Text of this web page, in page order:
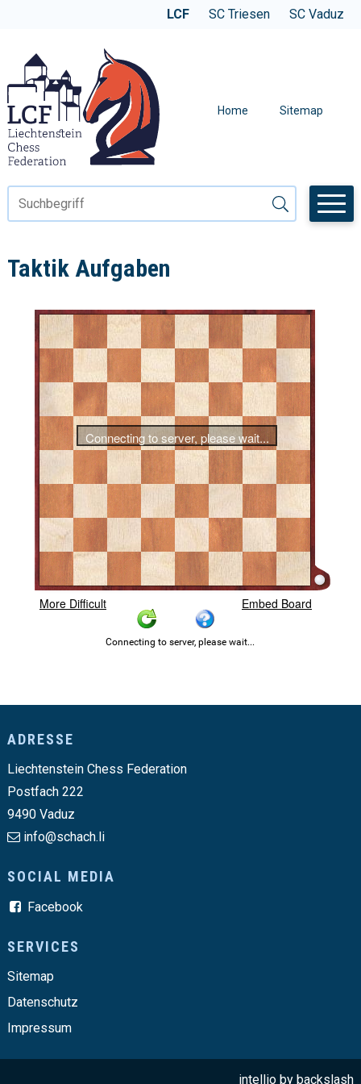
Navigieren in der LCF
SCHNELLNAVIGATION
WEBSITE WECHSELN
LCF SC Triesen SC Vaduz
Home Sitemap
Suchbegriff
Suche starten
Taktik Aufgaben
Footer
ADRESSE
Liechtenstein Chess Federation
Postfach 222
9490 Vaduz
info@schach.li
SOCIAL MEDIA
Facebook
SERVICES
Sitemap
Datenschutz
Impressum
intellio bybackslash